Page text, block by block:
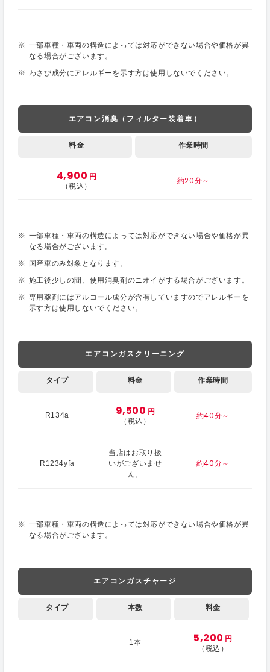
一部車種・車両の構造によっては対応ができない場合や価格が異
なる場合がございます。
わさび成分にアレルギーを示す方は使用しないでください。
エアコン消臭（フィルター装着車）
料金 作業時間
4,900 円
（税込）
約20分～
一部車種・車両の構造によっては対応ができない場合や価格が異
なる場合がございます。
国産車のみ対象となります。
施工後少しの間、使用消臭剤のニオイがする場合がございます。
専用薬剤にはアルコール成分が含有していますのでアレルギーを
示す方は使用しないでください。
エアコンガスクリーニング
タイプ 料金 作業時間
R134a 9,500 円
（税込）
約40分～
R1234yfa
当店はお取り扱
いがございませ
ん。
約40分～
一部車種・車両の構造によっては対応ができない場合や価格が異
なる場合がございます。
エアコンガスチャージ
タイプ 本数 料金
1本 5,200 円
（税込）